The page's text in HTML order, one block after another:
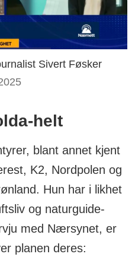
Sivert Føsker
helt
blant annet kjent
K2, Nordpolen og
Hun har i likhet
og naturguide-
med Nærsynet, er
planen deres: